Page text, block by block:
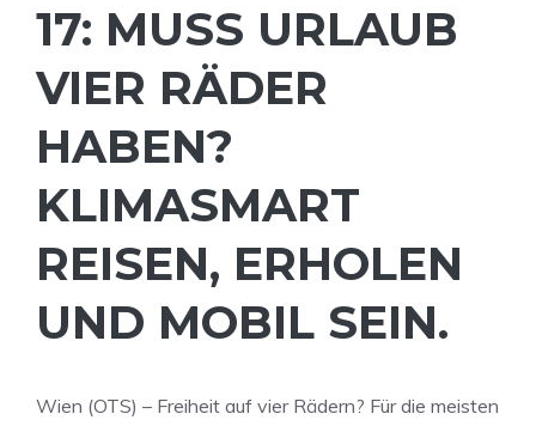
17: MUSS URLAUB
VIER RÄDER
HABEN?
KLIMASMART
REISEN, ERHOLEN
UND MOBIL SEIN.
Wien (OTS) – Freiheit auf vier Rädern? Für die meisten